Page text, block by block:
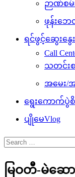
ဉာဏ်စ
ဖုန်းဘေ
ရင်ဖွင့်ဆွေးနွေး
Call
သတင်းစ
အမေး/
ရွေးကောက်ပွဲစိ
ပျိုမေVlog
Search
for:
မြဝတီ-မဲဆ